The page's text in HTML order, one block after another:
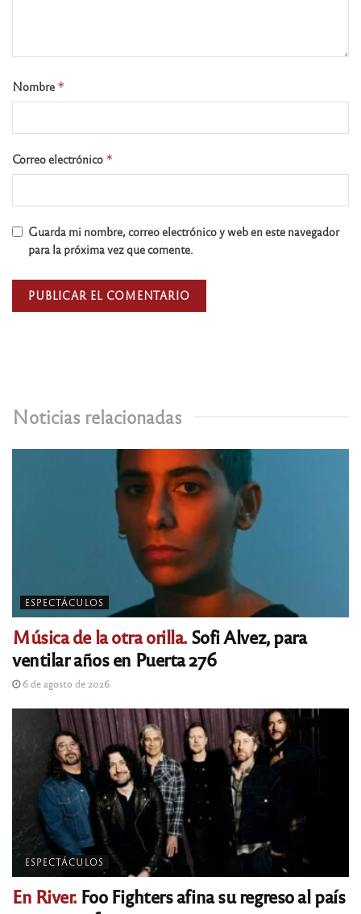
Noticias relacionadas
ESPECTÁCULOS
Música de la otra orilla. Sofi Alvez, para
ventilar años en Puerta 276
6 de agosto de 2026
ESPECTÁCULOS
En River. Foo Fighters afina su regreso al país
Nombre *
Correo electrónico *
Guarda mi nombre, correo electrónico y web en este navegador
para la próxima vez que comente.